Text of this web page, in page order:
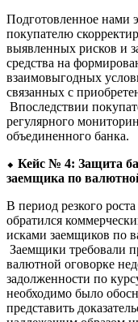
Подготовленное нами
покупателю
выявленных рисков и
средства на
взаимовыгодных
связанных с
Впоследствии
регулярного
объединенного банка.
⬥ Кейс № 4: Защита
заемщика по
В период резкого
обратился
исками заемщиков по
Заемщики требовали
валютной оговорке
задолженности по
необходимо было
представить